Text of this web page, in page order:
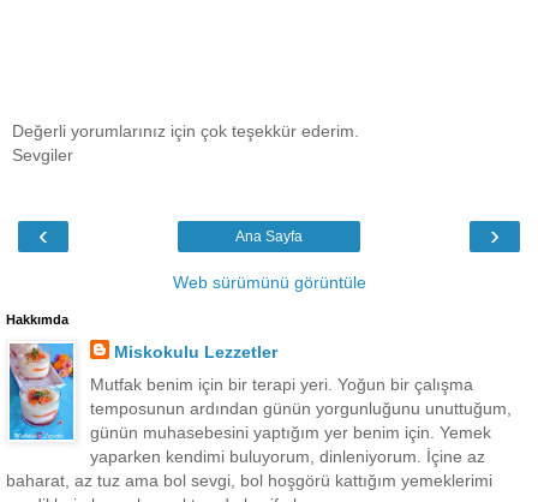
Değerli yorumlarınız için çok teşekkür ederim.
Sevgiler
‹ ›
Ana Sayfa
Web sürümünü görüntüle
Hakkımda
Miskokulu Lezzetler
Mutfak benim için bir terapi yeri. Yoğun bir çalışma
temposunun ardından günün yorgunluğunu unuttuğum,
günün muhasebesini yaptığım yer benim için. Yemek
yaparken kendimi buluyorum, dinleniyorum. İçine az
baharat, az tuz ama bol sevgi, bol hoşgörü kattığım yemeklerimi